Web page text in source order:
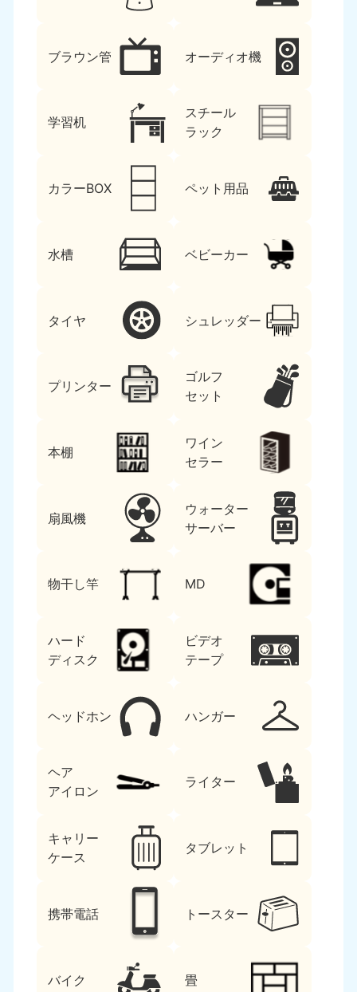
ブラウン管 オーディオ機
学習机
スチール
ラック
カラーBOX ペット用品
水槽 ベビーカー
タイヤ シュレッダー
プリンター
ゴルフ
セット
本棚
ワイン
セラー
扇風機
ウォーター
サーバー
物干し竿 MD
ハード
ディスク
ビデオ
テープ
ヘッドホン ハンガー
ヘア
アイロン
ライター
キャリー
ケース
タブレット
携帯電話 トースター
バイク 畳